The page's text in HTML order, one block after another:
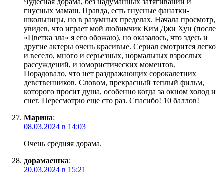
Чудесная дорама, без надуманных затягиваний и
гнусных мамаш. Правда, есть гнусные фанатки-
школьницы, но в разумных пределах. Начала просмотр,
увидев, что играет мой любимчик Ким Джи Хун (после
«Цветка зла» я его обожаю), но оказалось, что здесь и
другие актеры очень красивые. Сериал смотрится легко
и весело, много и серьезных, нормальных взрослых
рассуждений, и юмористических моментов.
Порадовало, что нет раздражающих сорокалетних
девственников. Словом, прекрасный теплый фильм,
которого просит душа, особенно когда за окном холод и
снег. Пересмотрю еще сто раз. Спасибо! 10 баллов!
Марина:
08.03.2024 в 14:03
Очень средняя дорама.
дорамаешка:
20.03.2024 в 15:21